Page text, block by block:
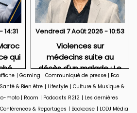
qui
Vendredi 7 Août 2026 - 10:53
Violences sur
médecins suite au
décès d'un malade : Le
drame caché de la
médecine.
| Gaming | Communiqué de presse | Eco
Santé & Bien être | Lifestyle | Culture & Musique &
moto | Room | Podcasts R212 | Les dernières
& Reportages | Bookcase | LODJ Média